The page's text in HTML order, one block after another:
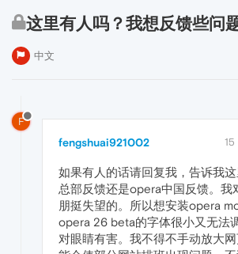
这里有人吗？我想反馈些问题
中文
F
fengshuai921002 15
如果有人的话请回复我，告诉我
总部反馈还是opera中国反馈。我
朋挺失望的。所以想安装opera
opera 26 beta的字体很小又无法
对眼睛有害。我不得不手动放大